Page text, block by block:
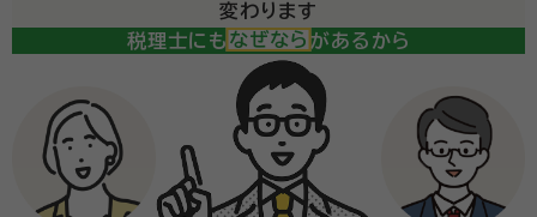
変わります
税理士にも得意分野があるから